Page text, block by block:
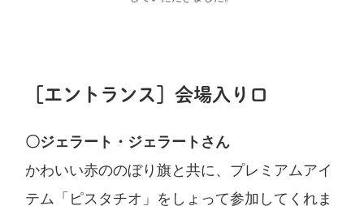
［エントランス］会場入り口
〇ジェラート・ジェラートさん
かわいい赤ののぼり旗と共に、プレミアムアイ
テム「ピスタチオ」をしょって参加してくれま